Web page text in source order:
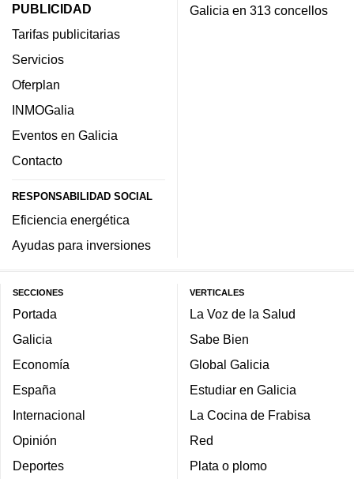
PUBLICIDAD
Tarifas publicitarias
Servicios
Oferplan
INMOGalia
Eventos en Galicia
Contacto
RESPONSABILIDAD SOCIAL
Eficiencia energética
Ayudas para inversiones
Galicia en 313 concellos
SECCIONES
Portada
Galicia
Economía
España
Internacional
Opinión
Deportes
VERTICALES
La Voz de la Salud
Sabe Bien
Global Galicia
Estudiar en Galicia
La Cocina de Frabisa
Red
Plata o plomo